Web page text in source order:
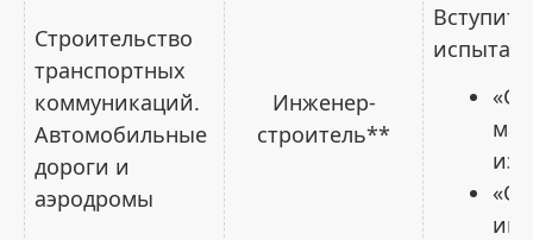
Строительство
транспортных
коммуникаций.
Автомобильные
дороги и
аэродромы
Инженер-
строитель**